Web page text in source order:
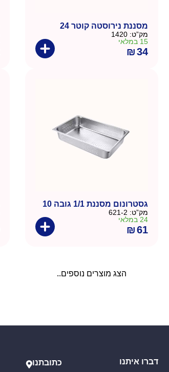
מסננת נירוסטה קוטר 24
מק”ט: 1420
15 במלאי
₪34
גסטרונום מסננת 1/1 גובה 10
מק”ט: 621-2
24 במלאי
₪61
הצג מוצרים נוספים..
דברו איתנו כתובתנו